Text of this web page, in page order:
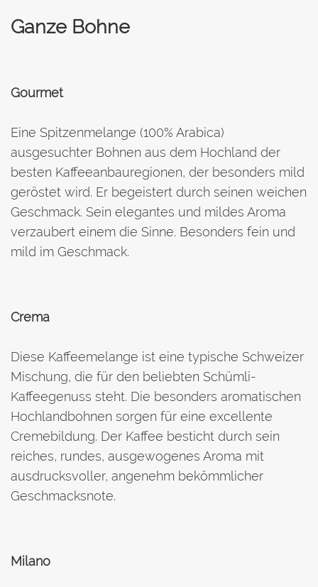
Ganze Bohne
Gourmet
Eine Spitzenmelange (100% Arabica)
ausgesuchter Bohnen aus dem Hochland der
besten Kaffeeanbauregionen, der besonders mild
geröstet wird. Er begeistert durch seinen weichen
Geschmack. Sein elegantes und mildes Aroma
verzaubert einem die Sinne. Besonders fein und
mild im Geschmack.
Crema
Diese Kaffeemelange ist eine typische Schweizer
Mischung, die für den beliebten Schümli-
Kaffeegenuss steht. Die besonders aromatischen
Hochlandbohnen sorgen für eine excellente
Cremebildung. Der Kaffee besticht durch sein
reiches, rundes, ausgewogenes Aroma mit
ausdrucksvoller, angenehm bekömmlicher
Geschmacksnote.
Milano